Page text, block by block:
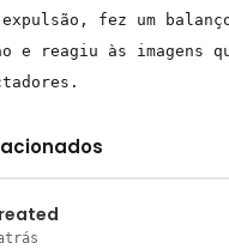
expulsão, fez um
e reagiu às imagens